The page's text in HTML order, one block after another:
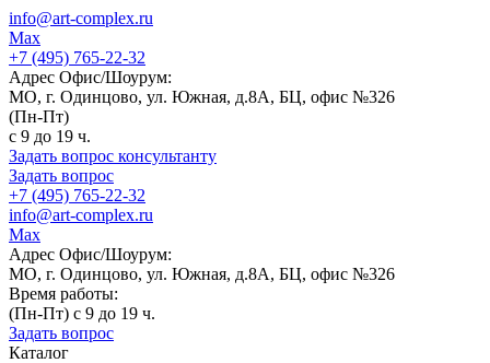
info@art-complex.ru
Max
+7 (495) 765-22-32
Адрес Офис/Шоурум:
МО, г. Одинцово, ул. Южная, д.8А, БЦ, офис №326
(Пн-Пт)
с 9 до 19 ч.
Задать вопрос консультанту
Задать вопрос
+7 (495) 765-22-32
info@art-complex.ru
Max
Адрес Офис/Шоурум:
МО, г. Одинцово, ул. Южная, д.8А, БЦ, офис №326
Время работы:
(Пн-Пт) с 9 до 19 ч.
Задать вопрос
Каталог